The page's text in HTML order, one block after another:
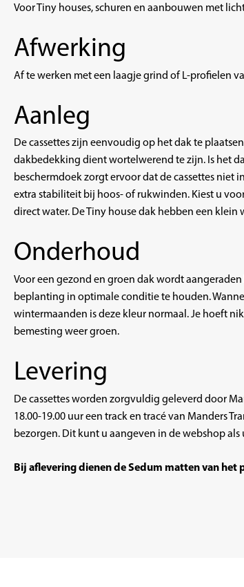
Voor Tiny houses, schuren en aanbouwen met
Afwerking
Af te werken met een laagje grind of L-profielen
Aanleg
De cassettes zijn eenvoudig op het dak te
dakbedekking dient wortelwerend te zijn. Is het
beschermdoek zorgt ervoor dat de cassettes niet
extra stabiliteit bij hoos- of rukwinden. Kiest u
direct water. De Tiny house dak hebben een
Onderhoud
Voor een gezond en groen dak wordt
beplanting in optimale conditie te houden.
wintermaanden is deze kleur normaal. Je hoeft
bemesting weer groen.
Levering
De cassettes worden zorgvuldig geleverd door
18.00-19.00 uur een track en tracé van Manders
bezorgen. Dit kunt u aangeven in de webshop
Bij aflevering dienen de Sedum matten van